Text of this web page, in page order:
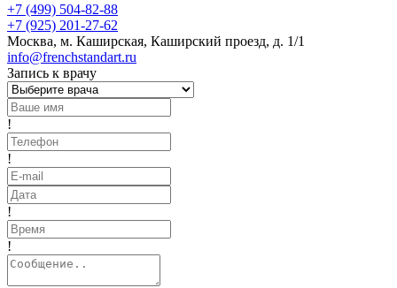
+7 (499) 504-82-88
+7 (925) 201-27-62
Москва, м. Каширская, Каширский проезд, д. 1/1
info@frenchstandart.ru
Запись к врачу
!
!
!
!